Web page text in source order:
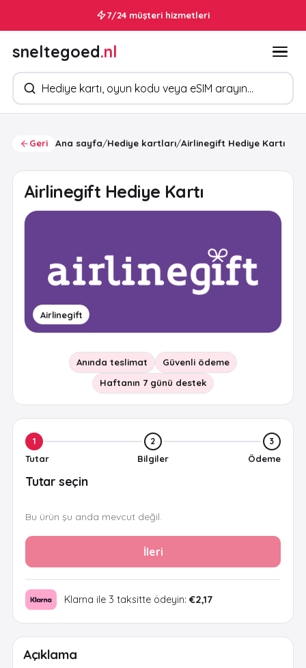
7/24 müşteri hizmetleri
sneltegoed.nl
Ürün arayın
Geri Ana sayfa/Hediye kartları/Airlinegift Hediye Kartı
Airlinegift Hediye Kartı
Airlinegift
Anında teslimat
Güvenli ödeme
Haftanın 7 günü destek
1
Tutar
2
Bilgiler
3
Ödeme
Tutar seçin
Bu ürün şu anda mevcut değil.
İleri
Klarna ile 3 taksitte ödeyin: €2,17
Açıklama